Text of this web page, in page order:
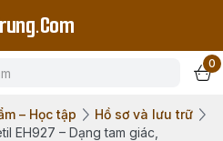
0
– Học tập
Hồ sơ và lưu trữ
EH927 – Dạng tam giác,